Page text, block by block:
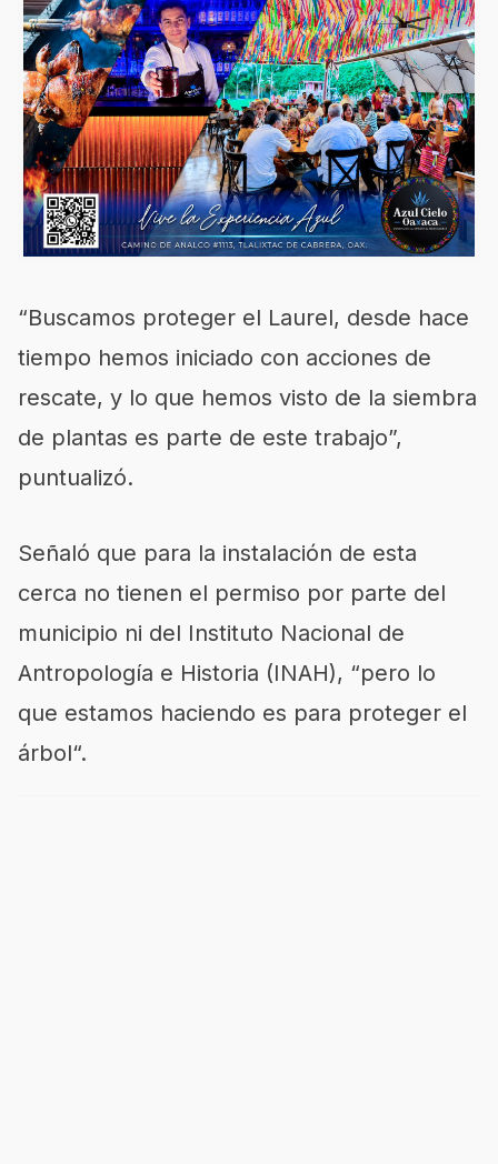
“Buscamos proteger el Laurel, desde hace
tiempo hemos iniciado con acciones de
rescate, y lo que hemos visto de la siembra
de plantas es parte de este trabajo”,
puntualizó.
Señaló que para la instalación de esta
cerca no tienen el permiso por parte del
municipio ni del Instituto Nacional de
Antropología e Historia (INAH), “pero lo
que estamos haciendo es para proteger el
árbol“.